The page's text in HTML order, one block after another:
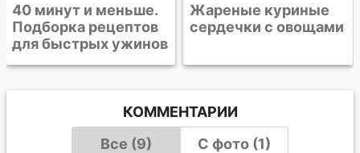
Жареные куриные
сердечки с овощами
КОММЕНТАРИИ
Все (9)
С фото (1)